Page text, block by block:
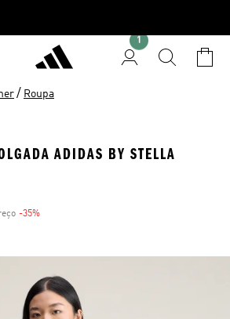
1
/ Roupa
ADIDAS BY STELLA
-35%